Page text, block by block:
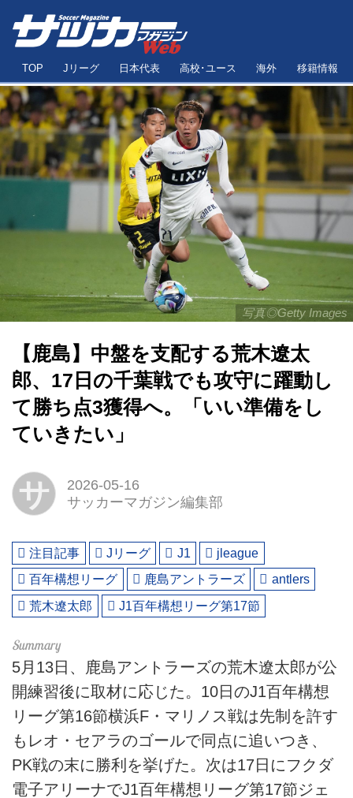
TOP Jリーグ 日本代表 高校･ユース 海外 移籍情報
写真◎Getty Images
【鹿島】中盤を支配する荒木遼太
郎、17日の千葉戦でも攻守に躍動し
て勝ち点3獲得へ。「いい準備をし
ていきたい」
サ
2026-05-16
サッカーマガジン編集部
注目記事 Jリーグ J1
jleague
百年構想リーグ
鹿島アントラーズ
antlers
荒木遼太郎
J1百年構想リーグ第17節
5月13日、鹿島アントラーズの荒木遼太郎が公
開練習後に取材に応じた。10日のJ1百年構想
リーグ第16節横浜F・マリノス戦は先制を許す
もレオ・セアラのゴールで同点に追いつき、
PK戦の末に勝利を挙げた。次は17日にフクダ
電子アリーナでJ1百年構想リーグ第17節ジェ